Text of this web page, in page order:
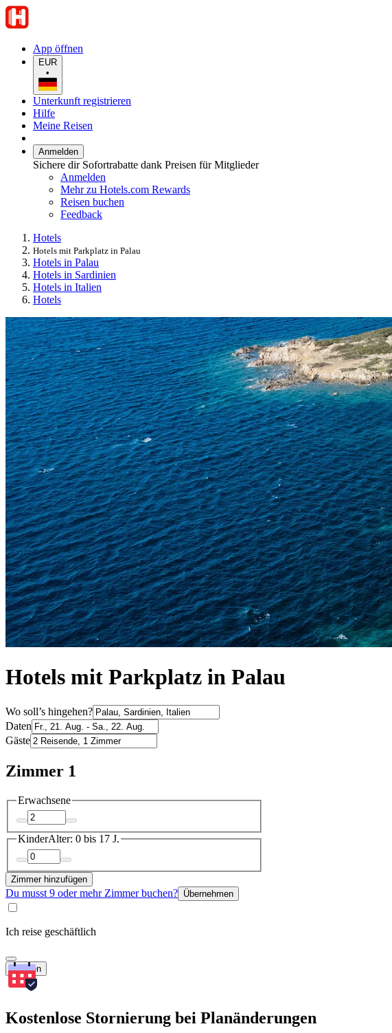
App öffnen
EUR
•
Unterkunft registrieren
Hilfe
Meine Reisen
Anmelden
Sichere dir Sofortrabatte dank Preisen für Mitglieder
Anmelden
Mehr zu Hotels.com Rewards
Reisen buchen
Feedback
Hotels
Hotels mit Parkplatz in Palau
Hotels in Palau
Hotels in Sardinien
Hotels in Italien
Hotels
Hotels mit Parkplatz in Palau
Wo soll’s hingehen?
Daten
Gäste
Zimmer 1
Erwachsene
KinderAlter: 0 bis 17 J.
Zimmer hinzufügen
Du musst 9 oder mehr Zimmer buchen? Übernehmen
Ich reise geschäftlich
Suchen
Kostenlose Stornierung bei Planänderungen